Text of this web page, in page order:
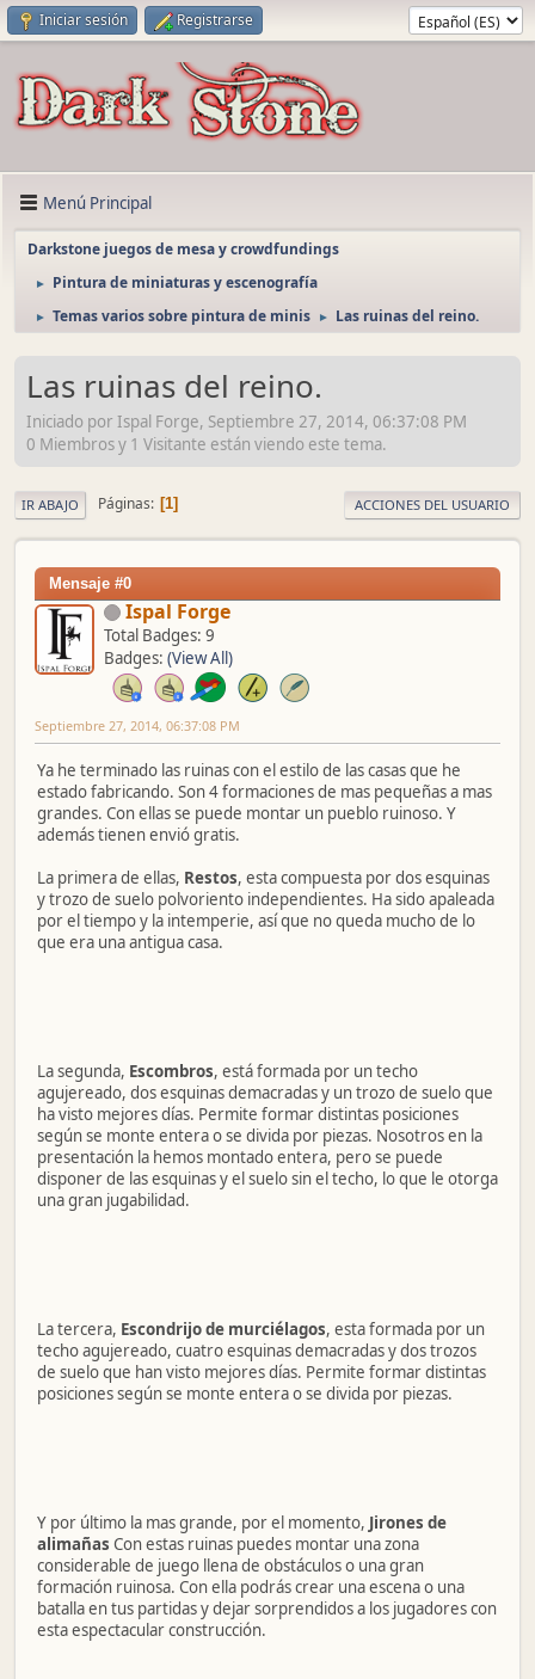
Iniciar sesión Registrarse
Menú Principal
Darkstone juegos de mesa y crowdfundings
► Pintura de miniaturas y escenografía
► Temas varios sobre pintura de minis ► Las ruinas del reino.
Las ruinas del reino.
Iniciado por Ispal Forge, Septiembre 27, 2014, 06:37:08 PM
0 Miembros y 1 Visitante están viendo este tema.
IR ABAJO Páginas 1 ACCIONES DEL USUARIO
Mensaje #0
Ispal Forge
Total Badges: 9
Badges: (View All)
Septiembre 27, 2014, 06:37:08 PM
Ya he terminado las ruinas con el estilo de las casas que he
estado fabricando. Son 4 formaciones de mas pequeñas a mas
grandes. Con ellas se puede montar un pueblo ruinoso. Y
además tienen envió gratis.
La primera de ellas, Restos, esta compuesta por dos esquinas
y trozo de suelo polvoriento independientes. Ha sido apaleada
por el tiempo y la intemperie, así que no queda mucho de lo
que era una antigua casa.
La segunda, Escombros, está formada por un techo
agujereado, dos esquinas demacradas y un trozo de suelo que
ha visto mejores días. Permite formar distintas posiciones
según se monte entera o se divida por piezas. Nosotros en la
presentación la hemos montado entera, pero se puede
disponer de las esquinas y el suelo sin el techo, lo que le otorga
una gran jugabilidad.
La tercera, Escondrijo de murciélagos, esta formada por un
techo agujereado, cuatro esquinas demacradas y dos trozos
de suelo que han visto mejores días. Permite formar distintas
posiciones según se monte entera o se divida por piezas.
Y por último la mas grande, por el momento, Jirones de
alimañas Con estas ruinas puedes montar una zona
considerable de juego llena de obstáculos o una gran
formación ruinosa. Con ella podrás crear una escena o una
batalla en tus partidas y dejar sorprendidos a los jugadores con
esta espectacular construcción.